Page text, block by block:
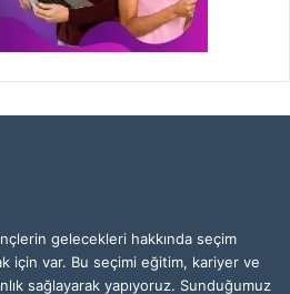
gelecekleri hakkında seçim
için var. Bu seçimi eğitim, kariyer ve
sağlayarak yapıyoruz. Sunduğumuz